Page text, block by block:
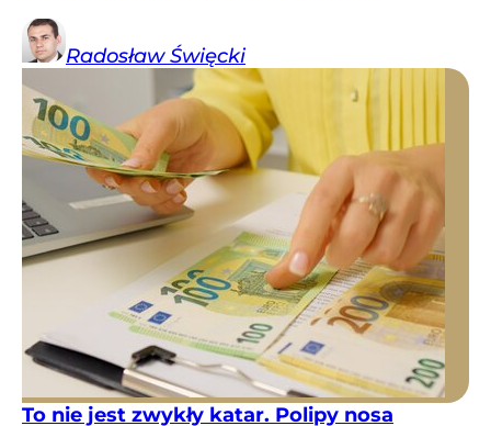
Radosław Święcki
To nie jest zwykły katar. Polipy nosa